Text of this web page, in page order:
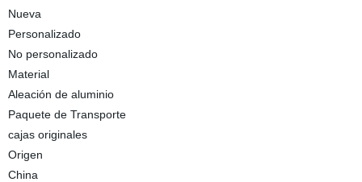
Nueva
Personalizado
No personalizado
Material
Aleación de aluminio
Paquete de Transporte
cajas originales
Origen
China